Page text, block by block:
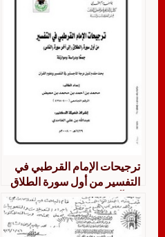
ترجيحات الإمام القرطبي في
التفسير من أول سورة الطلاق
إلى آخر ســــورة الناس جمعا
ودراسة وموازنة